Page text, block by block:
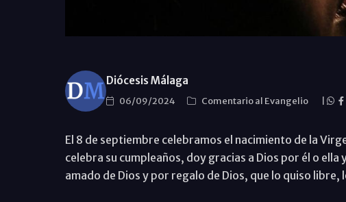
Diócesis Málaga
06/09/2024 Comentario al Evangelio
El 8 de septiembre celebramos el nacimiento de la
celebra su cumpleaños, doy gracias a Dios por él o
amado de Dios y por regalo de Dios, que lo quiso libre,